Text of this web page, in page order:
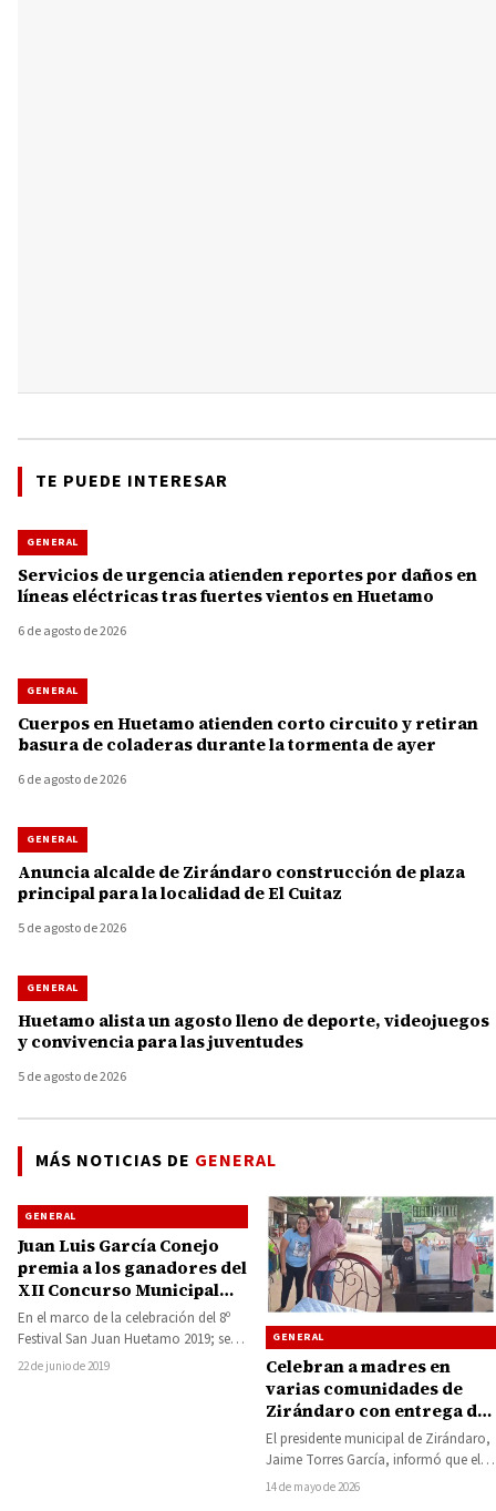
TE PUEDE INTERESAR
GENERAL
Servicios de urgencia atienden reportes por daños en
líneas eléctricas tras fuertes vientos en Huetamo
6 de agosto de 2026
GENERAL
Cuerpos en Huetamo atienden corto circuito y retiran
basura de coladeras durante la tormenta de ayer
6 de agosto de 2026
GENERAL
Anuncia alcalde de Zirándaro construcción de plaza
principal para la localidad de El Cuitaz
5 de agosto de 2026
GENERAL
Huetamo alista un agosto lleno de deporte, videojuegos
y convivencia para las juventudes
5 de agosto de 2026
MÁS NOTICIAS DE GENERAL
GENERAL
Juan Luis García Conejo
premia a los ganadores del
XII Concurso Municipal
“Rescate de la Joyería
Antigua”
En el marco de la celebración del 8º
Festival San Juan Huetamo 2019; se
llevó a cabo la…
22 de junio de 2019
GENERAL
Celebran a madres en
varias comunidades de
Zirándaro con entrega de
regalos y convivios
El presidente municipal de Zirándaro,
Jaime Torres García, informó que el
Ayuntamiento y el Sistema DIF
14 de mayo de 2026